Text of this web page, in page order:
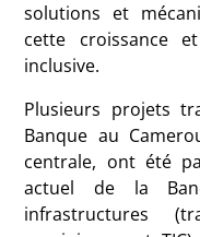
solutions et
cette croissance
inclusive.
Plusieurs projets
Banque au
centrale, ont été
actuel de la
infrastructures